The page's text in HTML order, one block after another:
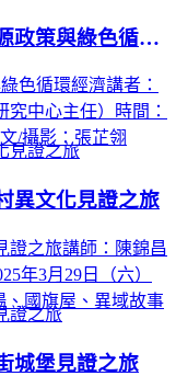
與綠色循環經濟
色循環經濟講者：
中心主任）時間：
/攝影：張芷翎
異文化見證之旅
證之旅講師：陳錦昌
年3月29日（六）
、國旗屋、異域故事
城堡見證之旅